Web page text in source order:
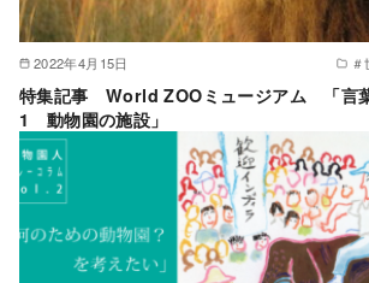
2022年4月15日
特集記事 World ZOOミュージアム 「言
1 動物園の施設」